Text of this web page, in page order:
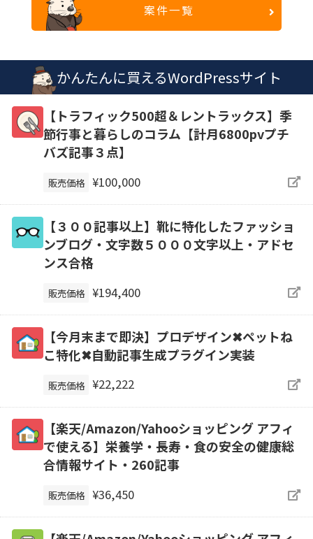
案件一覧
かんたんに買えるWordPressサイト
【トラフィック500超＆レントラックス】季
節行事と暮らしのコラム【計月6800pvプチ
バズ記事３点】
販売価格 ¥100,000
【３００記事以上】靴に特化したファッショ
ンブログ・文字数５０００文字以上・アドセ
ンス合格
販売価格 ¥194,400
【今月末まで即決】プロデザイン✖ペットね
こ特化✖自動記事生成プラグイン実装
販売価格 ¥22,222
【楽天/Amazon/Yahooショッピング アフィ
で使える】栄養学・長寿・食の安全の健康総
合情報サイト・260記事
販売価格 ¥36,450